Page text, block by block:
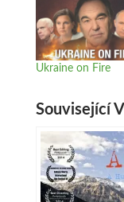
Ukraine on Fire
Související